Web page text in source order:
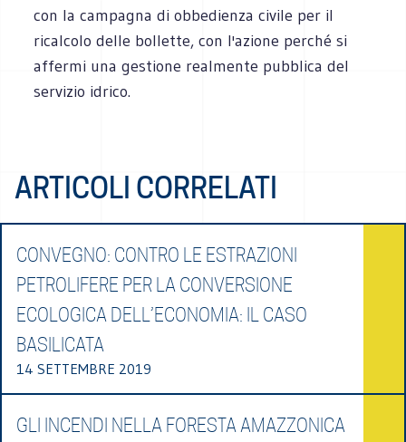
con la campagna di obbedienza civile per il
ricalcolo delle bollette, con l'azione perché si
affermi una gestione realmente pubblica del
servizio idrico.
ARTICOLI CORRELATI
CONVEGNO: CONTRO LE ESTRAZIONI
PETROLIFERE PER LA CONVERSIONE
ECOLOGICA DELL’ECONOMIA: IL CASO
BASILICATA
14 SETTEMBRE 2019
GLI INCENDI NELLA FORESTA AMAZZONICA